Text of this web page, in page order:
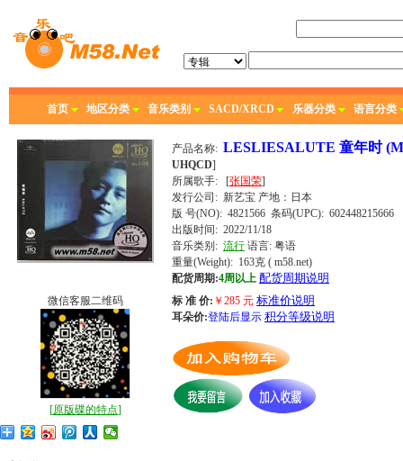
首页 地区分类 音乐类别 SACD/XRCD 乐器分类 语言分类
产品名称: LESLIESALUTE 童年时
UHQCD]
所属歌手: [张国荣]
发行公司: 新艺宝 产地：日本
版 号(NO): 4821566 条码(UPC): 602448215666
出版时间: 2022/11/18
音乐类别: 流行 语言: 粤语
重量(Weight): 163克 ( m58.net)
配货周期:4周以上 配货周期说明
标 准 价: ￥ 285 元 标准价说明
耳朵价:登陆后显示 积分等级说明
微信客服二维码
[原版碟的特点]